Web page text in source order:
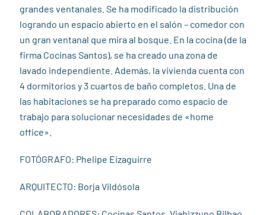
grandes ventanales. Se ha modificado la distribución
logrando un espacio abierto en el salón – comedor con
un gran ventanal que mira al bosque. En la cocina (de la
firma Cocinas Santos), se ha creado una zona de
lavado independiente. Además, la vivienda cuenta con
4 dormitorios y 3 cuartos de baño completos. Una de
las habitaciones se ha preparado como espacio de
trabajo para solucionar necesidades de «home
office».
FOTÓGRAFO: Phelipe Eizaguirre
ARQUITECTO: Borja Vildósola